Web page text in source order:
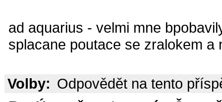
ad aquarius - velmi mne
splacane poutace se zralokem a
Volby: Odpovědět na tento